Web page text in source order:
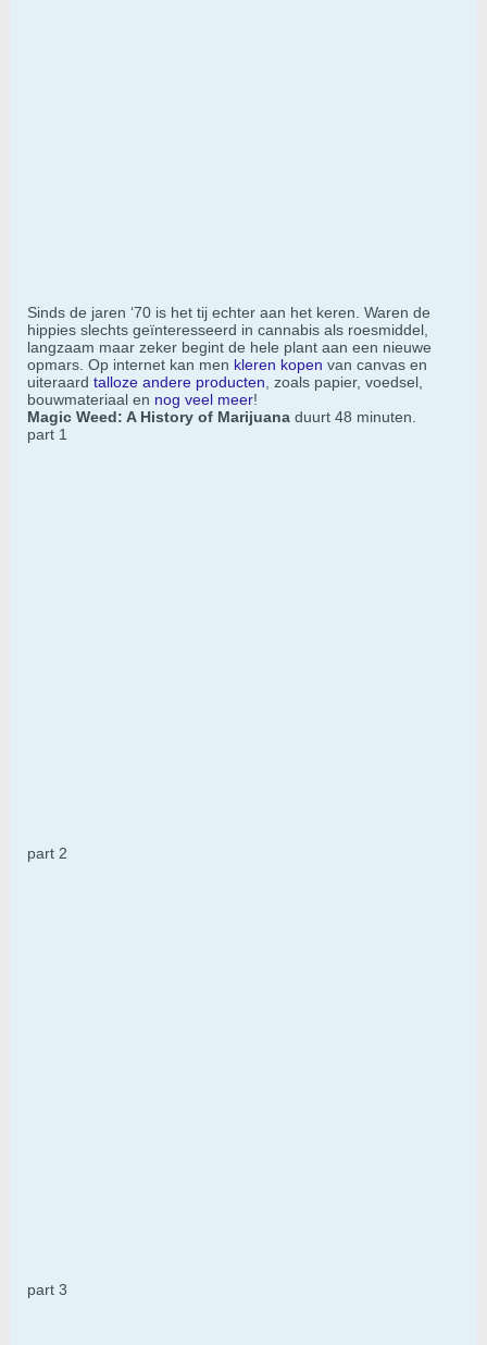
Sinds de jaren ‘70 is het tij echter aan het keren. Waren de
hippies slechts geïnteresseerd in cannabis als roesmiddel,
langzaam maar zeker begint de hele plant aan een nieuwe
opmars. Op internet kan men kleren kopen van canvas en
uiteraard talloze andere producten , zoals papier, voedsel,
bouwmateriaal en nog veel meer!
Magic Weed: A History of Marijuana duurt 48 minuten.
part 1
part 2
part 3